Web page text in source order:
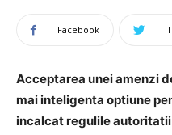
Facebook
Acceptarea unei amenzi
mai inteligenta optiune
incalcat regulile autoritatii